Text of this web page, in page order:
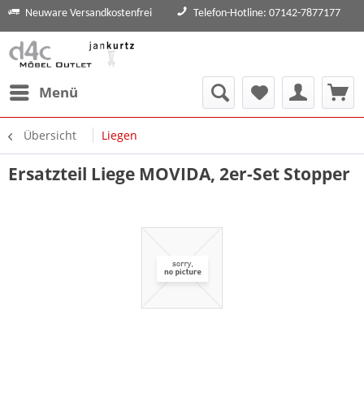
Neuware Versandkostenfrei Telefon-Hotline: 07142-7877177
Menü
Übersicht Liegen
Ersatzteil Liege MOVIDA, 2er-Set Stopper